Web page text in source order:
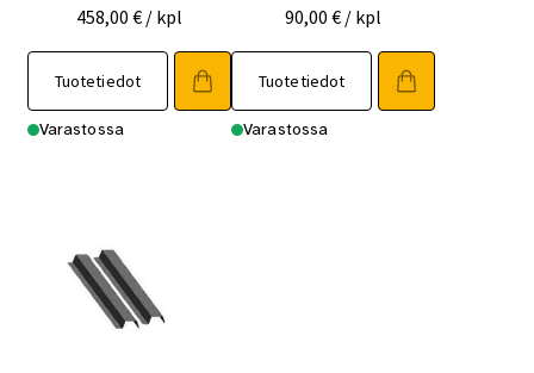
458,00 € / kpl
Tuotetiedot
Varastossa
90,00€ / kpl
Tuotetiedot
Varastossa